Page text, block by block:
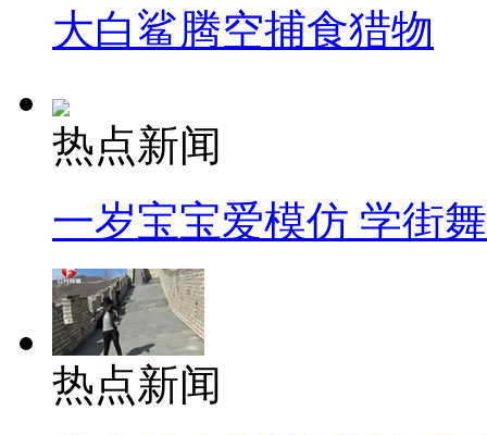
大白鲨腾空捕食猎物
热点新闻
一岁宝宝爱模仿 学街
热点新闻